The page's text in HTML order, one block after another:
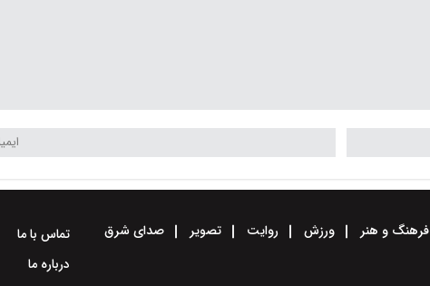
فرهنگ و هنر ورزش روایت تصویر صدای شرق
تماس با ما
درباره ما